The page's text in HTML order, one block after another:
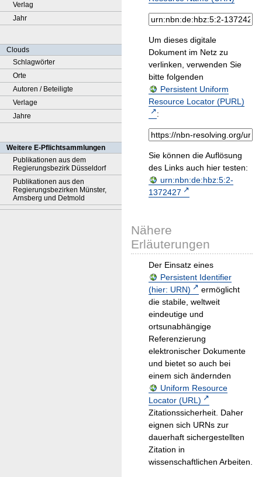
Verlag
Jahr
Clouds
Schlagwörter
Orte
Autoren / Beteiligte
Verlage
Jahre
Weitere E-Pflichtsammlungen
Publikationen aus dem
Regierungsbezirk Düsseldorf
Publikationen aus den
Regierungsbezirken Münster,
Arnsberg und Detmold
Um dieses digitale
Dokument im Netz zu
verlinken, verwenden Sie
bitte folgenden
Persistent Uniform
Resource Locator (PURL)
:
Sie können die Auflösung
des Links auch hier testen:
urn:nbn:de:hbz:5:2-
1372427
Nähere
Erläuterungen
Der Einsatz eines
Persistent Identifier
(hier: URN)
ermöglicht
die stabile, weltweit
eindeutige und
ortsunabhängige
Referenzierung
elektronischer Dokumente
und bietet so auch bei
einem sich ändernden
Uniform Resource
Locator (URL)
Zitationssicherheit. Daher
eignen sich URNs zur
dauerhaft sichergestellten
Zitation in
wissenschaftlichen Arbeiten.